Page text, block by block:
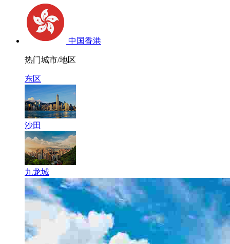
中国香港
热门城市/地区
东区
沙田
九龙城